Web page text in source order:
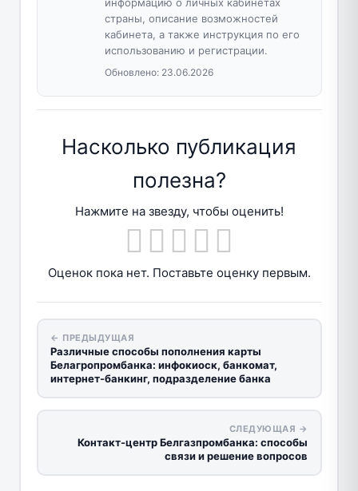
страны, описание возможностей
кабинета, а также инструкция по его
использованию и регистрации.
Обновлено: 23.06.2026
Насколько публикация
полезна?
Нажмите на звезду, чтобы оценить!
Оценок пока нет. Поставьте оценку первым.
← ПРЕДЫДУЩАЯ
Различные способы пополнения карты
Белагропромбанка: инфокиоск, банкомат,
интернет-банкинг, подразделение банка
СЛЕДУЮЩАЯ →
Контакт-центр Белгазпромбанка: способы
связи и решение вопросов